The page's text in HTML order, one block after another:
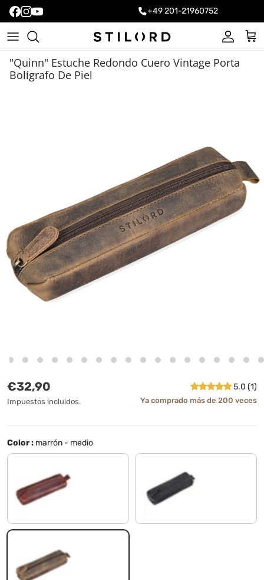
+49 201-21960752
Cuenta
"Quinn" Estuche Redondo Cuero Vintage Porta
Bolígrafo De Piel
Precio normal
€32,90
Impuestos incluidos.
5.0 (1)
Ya comprado más de 200 veces
Color : marrón - medio
kara - cognac negro
marrón - medio